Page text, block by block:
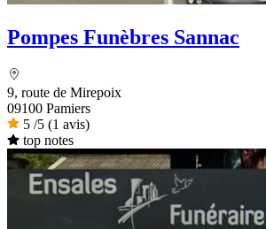
Pompes Funèbres Sannac
9, route de Mirepoix
09100 Pamiers
5 /5 (1 avis)
top notes